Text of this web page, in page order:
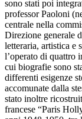
sono stati poi
professor Paoloni
centrale nella
Direzione generale
letteraria, artistica e
l’operato di quattro
cui biografie sono
differenti esigenze
accomunate dalla
stato inoltre
francese “Paris